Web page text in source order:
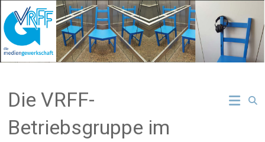
Inhalt
springen
Die VRFF-
Betriebsgruppe im